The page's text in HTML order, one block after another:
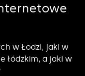
w Łodzi, jaki w
łódzkim, a jaki w